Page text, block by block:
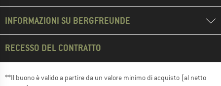
INFORMAZIONI SU BERGFREUNDE
RECESSO DEL CONTRATTO
**Il buono è valido a partire da un valore minimo di acquisto (al netto